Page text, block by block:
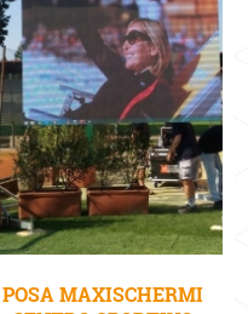
POSA MAXISCHERMI